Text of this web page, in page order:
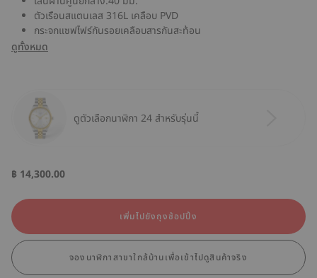
ตัวเรือนสแตนเลส 316L เคลือบ PVD
กระจกแซฟไฟร์กันรอยเคลือบสารกันสะท้อน
ดูทั้งหมด
ดูตัวเลือกนาฬิกา 24 สำหรับรุ่นนี้
฿ 14,300.00
เพิ่มไปยังถุงช้อปปิ้ง
จองนาฬิกาสาขาใกล้บ้านเพื่อเข้าไปดูสินค้าจริง